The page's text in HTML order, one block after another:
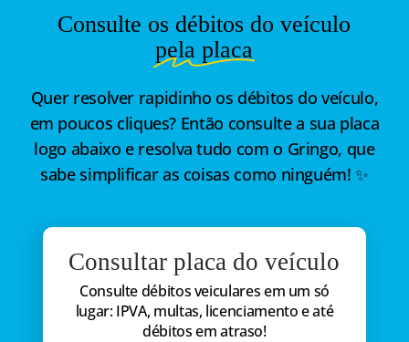
Consulte os débitos do veículo
pela placa
Quer resolver rapidinho os débitos do veículo,
em poucos cliques? Então consulte a sua placa
logo abaixo e resolva tudo com o Gringo, que
sabe simplificar as coisas como ninguém! ✨
Consultar placa do veículo
Consulte débitos veiculares em um só
lugar: IPVA, multas, licenciamento e até
débitos em atraso!